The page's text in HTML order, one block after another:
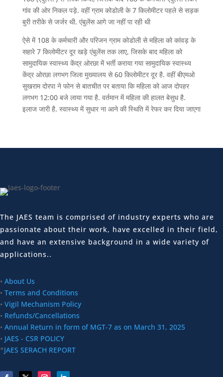
गांव की ओर निकल पड़े. वहीं ग्राम कोडोली के 7 किलोमीटर पहले से सड़क
बुरी तरीके से जर्जर थी. एंबुलेंस आगे जा नहीं पा रही थी
ऐसे में 108 के कर्मचारी और परिजन ग्राम कोडोली से महिला को कांवड़ के
सहारे 7 किलोमीटर दूर खड़े एंबुलेंस तक लाए, जिसके बाद महिला को
सामुदायिक स्वास्थ्य केंद्र ओरछा में भर्ती कराया गया सामुदायिक स्वास्थ्य
केंद्र ओरछा लगभग जिला मुख्यालय से 60 किलोमीटर दूर है. वहीं बीएमओ
सुखराम दोरपा ने फोन से बातचीत पर बताया कि महिला को आज दोपहर
लगभग 12:00 बजे लाया गया है. वर्तमान में महिला की हालत बेसुध है.
इलाज जारी है. स्वास्थ्य में सुधार ना आने की स्थिति में रेफर कर दिया जाएगा
The JAES team is comprised of industry experts who are
passionate about their work, have excelled in their field,
and have an extensive background in a wide variety of
applications..
• About Us
• Terms and Conditions
• Vigil Mechanism Policy
• Refunds/Cancellations
• Annual Return in form of MGT-7 as on March 31, 2025
• JAES - CSR POLICY
*JAES SERACH REPORT